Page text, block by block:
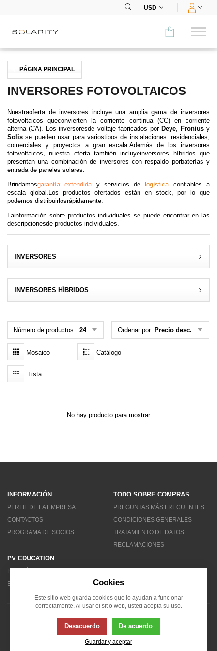
USD
Comparar
CATEGORÍA
Inversores
Baterías
Accesorios
MENÚ
MENÚ DE USUARIO
Olvidé mi contraseña
PÁGINA PRINCIPAL
INVERSORES FOTOVOLTAICOS
Nuestraoferta de inversores incluye una amplia gama de inversores
fotovoltaicos queconvierten la corriente continua (CC) en corriente
alterna (CA). Los inversoresde voltaje fabricados por Deye, Froniusy
Solis se pueden usar para variostipos de instalaciones: residenciales,
comerciales y proyectos a gran escala.Además de los inversores
fotovoltaicos, nuestra oferta también incluyeinversores híbridos que
presentan una combinación de inversores con respaldo porbaterías y
entrada de paneles solares.
Brindamosgarantía extendida y servicios de logísticaconfiables a
escala global.Los productos ofertados están en stock, por lo que
podemos distribuirlosrápidamente.
Lainformación sobre productos individuales se puede encontrar en las
descripcionesde productos individuales.
INVERSORES
INVERSORES HÍBRIDOS
Número de productos: 24 Ordenar por: Precio desc.
Mosaico Catálogo
Lista
No hay producto para mostrar
INFORMACIÓN
PERFIL DE LA EMPRESA
CONTACTOS
PROGRAMA DE SOCIOS
TODO SOBRE COMPRAS
PREGUNTAS MÁS FRECUENTES
CONDICIONES GENERALES
TRATAMIENTO DE DATOS
RECLAMACIONES
PV EDUCATION
BOLETÍN DE NOTICIAS
BLOG
© 2007 - 2026 Solarity LAT (Colombia)
Esta página usa cookies. Haga clic para obtener más información...
Cookies
Este sitio web guarda cookies que lo ayudan a funcionar
correctamente. Al usar el sitio web, usted acepta su uso.
Desacuerdo De acuerdo
Guardar y aceptar